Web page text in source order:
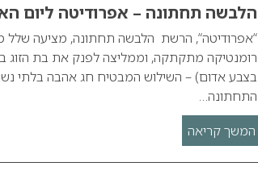
הלבשה תחתונה – אפרודיטה ליום
“אפרודיטה“, הרשת הלבשה תחתונה, מציעה שלל
רומנטיקה מתקתקה, וממליצה לפנק את בת הזוג
בצבע אדום) – השילוש המבטיח חג אהבה בלתי
התחתונה…
המשך קריאה